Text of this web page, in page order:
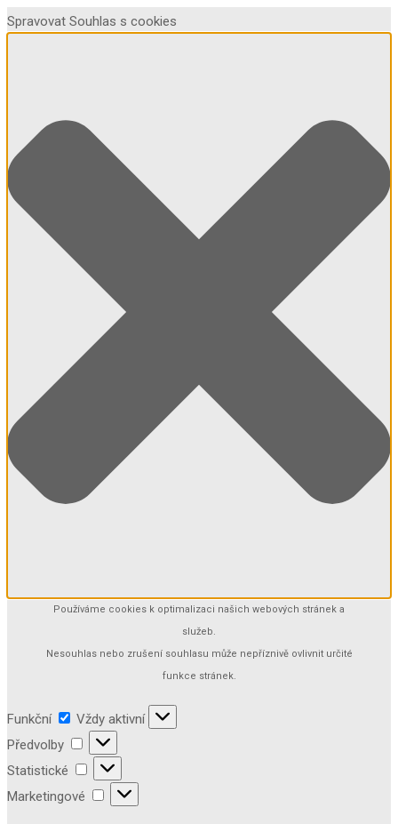
Spravovat Souhlas s cookies
Používáme cookies k optimalizaci našich webových stránek a
služeb.
Nesouhlas nebo zrušení souhlasu může nepříznivě ovlivnit určité
funkce stránek.
Funkční
Vždy aktivní
Předvolby
Statistické
Marketingové